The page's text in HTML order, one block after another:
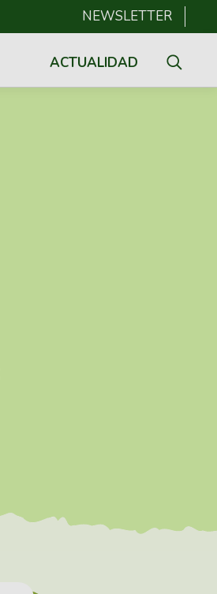
NEWSLETTER
ACTUALIDAD